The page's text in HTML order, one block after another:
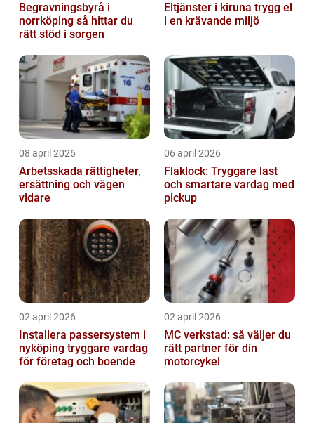
Begravningsbyrå i
norrköping så hittar du
rätt stöd i sorgen
Eltjänster i kiruna trygg el
i en krävande miljö
08 april 2026
Arbetsskada rättigheter,
ersättning och vägen
vidare
06 april 2026
Flaklock: Tryggare last
och smartare vardag med
pickup
02 april 2026
Installera passersystem i
nyköping tryggare vardag
för företag och boende
02 april 2026
MC verkstad: så väljer du
rätt partner för din
motorcykel